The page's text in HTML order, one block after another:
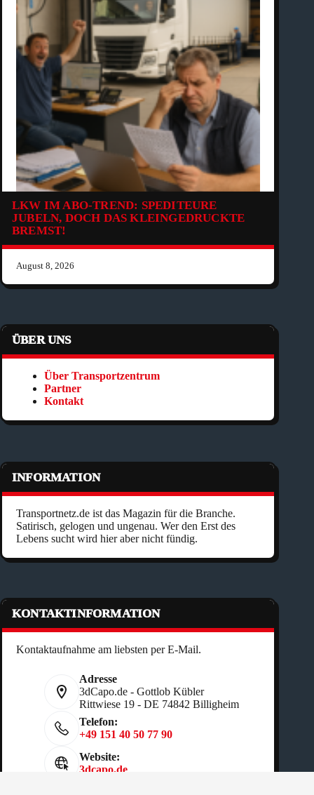
LKW IM ABO-TREND: SPEDITEURE
JUBELN, DOCH DAS KLEINGEDRUCKTE
BREMST!
August 8, 2026
ÜBER UNS
Über Transportzentrum
Partner
Kontakt
INFORMATION
Transportnetz.de ist das Magazin für die Branche.
Satirisch, gelogen und ungenau. Wer den Erst des
Lebens sucht wird hier aber nicht fündig.
KONTAKTINFORMATION
Kontaktaufnahme am liebsten per E-Mail.
Adresse
3dCapo.de - Gottlob Kübler
Rittwiese 19 - DE 74842 Billigheim
Telefon:
+49 151 40 50 77 90
Website:
3dcapo.de